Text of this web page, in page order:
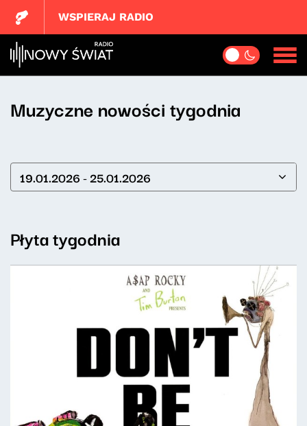
WSPIERAJ RADIO
Muzyczne nowości tygodnia
19.01.2026 - 25.01.2026
Płyta tygodnia